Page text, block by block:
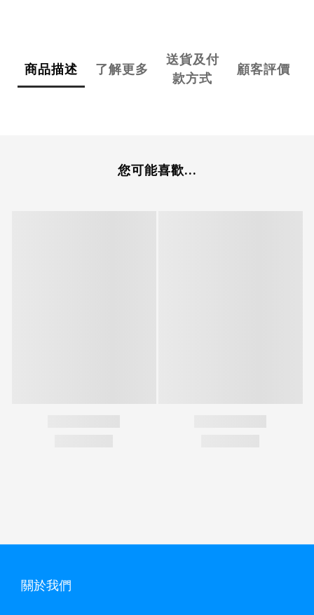
商品描述 了解更多
送貨及付
款方式
顧客評價
您可能喜歡...
關於我們